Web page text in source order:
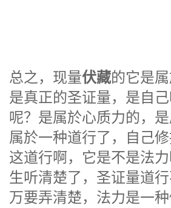
总之，现量伏藏的它是
是真正的圣证量，是自
呢？是属於心质力的，
属於一种道行了，自己
这道行啊，它是不是法
生听清楚了，圣证量道
万要弄清楚，法力是一